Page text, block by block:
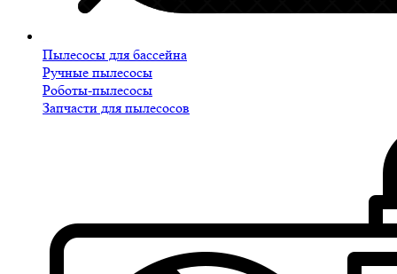
Пылесосы для бассейна
Ручные пылесосы
Роботы-пылесосы
Запчасти для пылесосов